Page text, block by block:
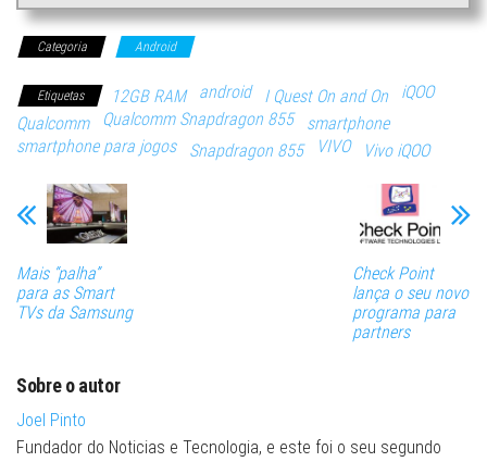
Categoria Android
Etiquetas 12GB RAM android I Quest On and On
iQOO
Qualcomm
Qualcomm Snapdragon 855
smartphone
smartphone para jogos
Snapdragon 855 VIVO Vivo iQOO
Mais “palha”
para as Smart
TVs da Samsung
Check Point
lança o seu novo
programa para
partners
Sobre o autor
Joel Pinto
Fundador do Noticias e Tecnologia, e este foi o seu segundo